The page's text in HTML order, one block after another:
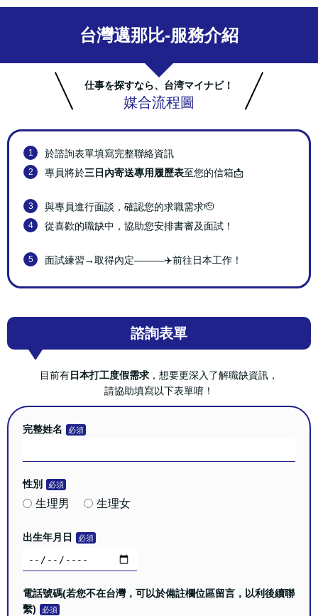
台灣邁那比-服務介紹
仕事を探すなら、台湾マイナビ！
媒合流程圖
1 於諮詢表單填寫完整聯絡資訊
2 專員將於三日內寄送專用履歷表至您的信箱📩
3 與專員進行面談，確認您的求職需求🫡
4 從喜歡的職缺中，協助您安排書審及面試！
5 面試練習→取得內定―――✈️前往日本工作！
諮詢表單
目前有日本打工度假需求 ，想要更深入了解職缺資訊，
請協助填寫以下表單唷！
完整姓名
性別
生理男 生理女
出生年月日
電話號碼(若您不在台灣，可以於備註欄位區留言，以利後續聯
繫)